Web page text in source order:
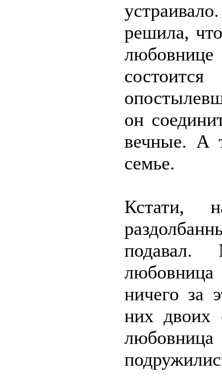
решила,
любовнице
он
вечные. А
семье.
Кстати,
любовница
ничего за
них
любовница